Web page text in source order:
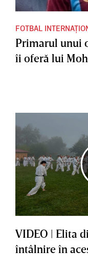
FOTBAL
Primarul unui
îi oferă lui
VIDEO | Elita
întâlnire în